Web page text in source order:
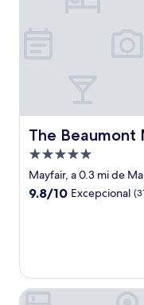
The Beaumont
The Beaumont
Propiedad
de
5.0
Mayfair, a 0.3 mi de
9.8
9.8/10 Excepcional
47 Park Street -